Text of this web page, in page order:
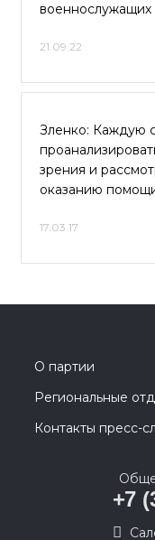
военнослужащих
21.09.22
Зленко: Каждую
зрения и
оказанию
17.03.17
О партии
Региональные
Контакты пресс-
+7